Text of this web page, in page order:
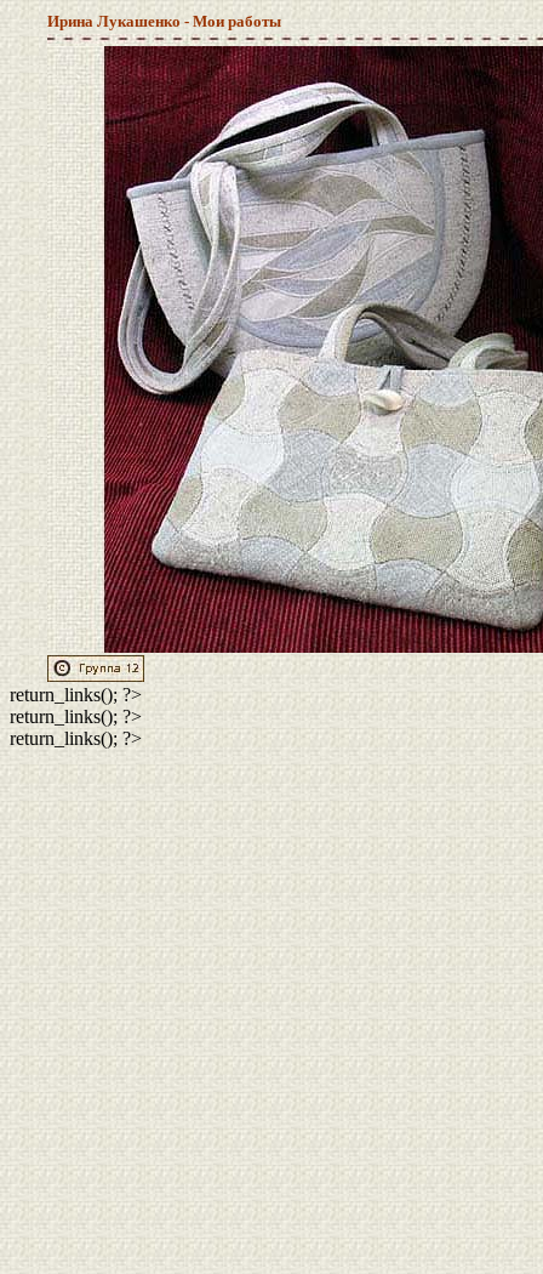
Ирина Лукашенко - Мои работы
return_links(); ?>
return_links(); ?>
return_links(); ?>